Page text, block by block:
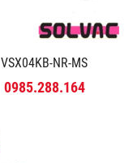
VSX04KB-NR-MS
0985.288.164